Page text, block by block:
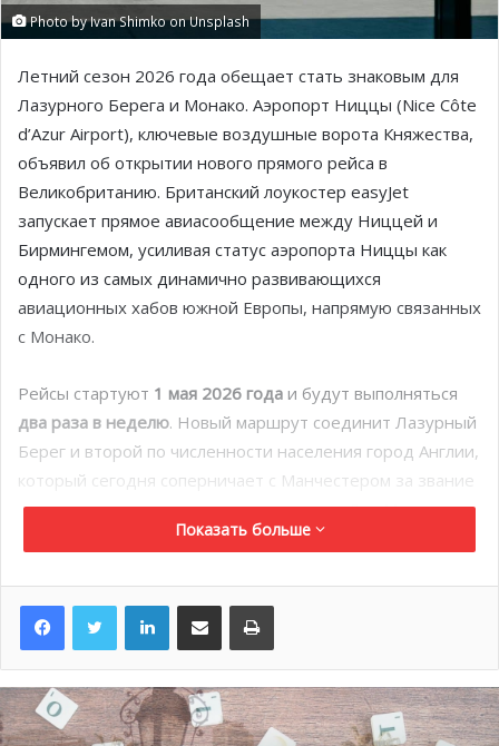
Photo by Ivan Shimko on Unsplash
Летний сезон 2026 года обещает стать знаковым для
Лазурного Берега и Монако. Аэропорт Ниццы (Nice Côte
d’Azur Airport), ключевые воздушные ворота Княжества,
объявил об открытии нового прямого рейса в
Великобританию. Британский лоукостер easyJet
запускает прямое авиасообщение между Ниццей и
Бирмингемом, усиливая статус аэропорта Ниццы как
одного из самых динамично развивающихся
авиационных хабов южной Европы, напрямую связанных
с Монако.
Рейсы стартуют 1 мая 2026 года и будут выполняться
два раза в неделю. Новый маршрут соединит Лазурный
Берег и второй по численности населения город Англии,
который сегодня соперничает с Манчестером за звание
главного регионального центра страны. Для Монако это
означает ещё более удобный доступ для туристов,
Бирмингем в сети направлений
Лазурного Берега
С населением1,17 млн человек (2023)Бирмингем играет
Показать больше
LinkedInПоделиться по электронной почте Распечатать